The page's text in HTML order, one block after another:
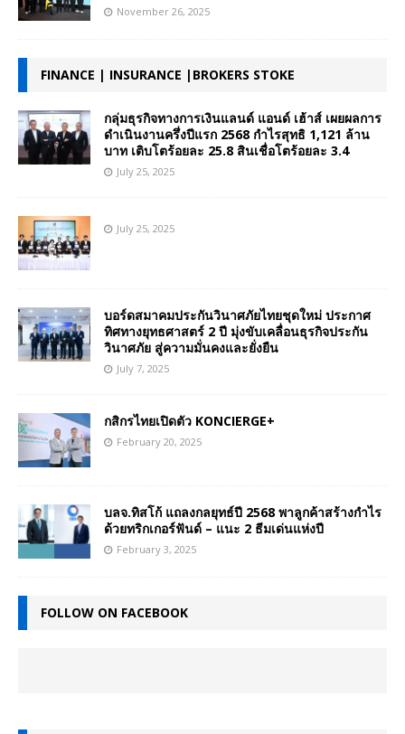
November 26, 2025
FINANCE | INSURANCE |BROKERS STOKE
กลุ่มธุรกิจทางการเงินแลนด์ แอนด์ เฮ้าส์ เผยผลการ
ดำเนินงานครึ่งปีแรก 2568 กำไรสุทธิ 1,121 ล้าน
บาท เติบโตร้อยละ 25.8 สินเชื่อโตร้อยละ 3.4
July 25, 2025
July 25, 2025
บอร์ดสมาคมประกันวินาศภัยไทยชุดใหม่ ประกาศ
ทิศทางยุทธศาสตร์ 2 ปี มุ่งขับเคลื่อนธุรกิจประกัน
วินาศภัย สู่ความมั่นคงและยั่งยืน
July 7, 2025
กสิกรไทยเปิดตัว KONCIERGE+
February 20, 2025
บลจ.ทิสโก้ แถลงกลยุทธ์ปี 2568 พาลูกค้าสร้างกำไร
ด้วยทริกเกอร์ฟันด์ – แนะ 2 ธีมเด่นแห่งปี
February 3, 2025
FOLLOW ON FACEBOOK